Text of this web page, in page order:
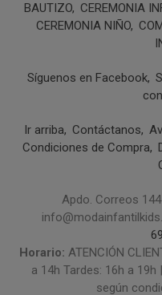
BAUTIZO CEREMONIA
CEREMONIA NIÑO
Síguenos en Facebook
Ir arriba Contáctanos
Condiciones de Compra
Apdo. Correos
Horario: ATENCIÓN
a 14h Tardes: 16h a 19h |
según